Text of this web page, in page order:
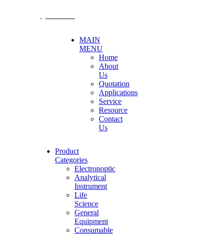
MAIN
MENU
Home
About
Us
Quotation
Applications
Service
Resource
Contact
Us
Product
Categories
Electronoptic
Analytical
Instrument
Life
Science
General
Equipment
Consumable